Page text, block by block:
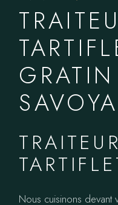
GRATIN
TRAITEUR
Nous cuisinons